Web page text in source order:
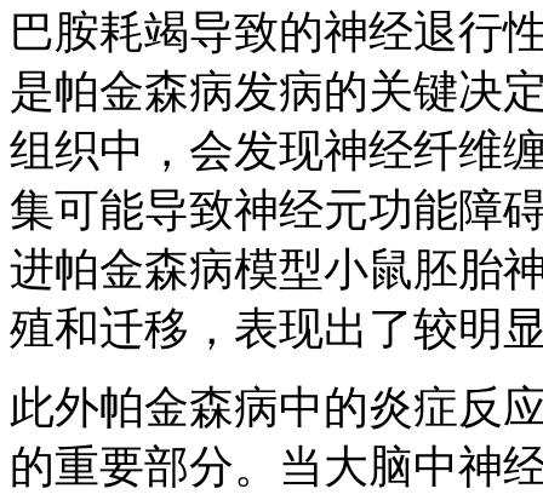
巴胺耗竭导致的神经退行
是帕金森病发病的关键决
组织中，会发现神经纤维
集可能导致神经元功能障
进帕金森病模型小鼠胚胎
殖和迁移，表现出了较明
此外帕金森病中的炎症反
的重要部分。当大脑中神